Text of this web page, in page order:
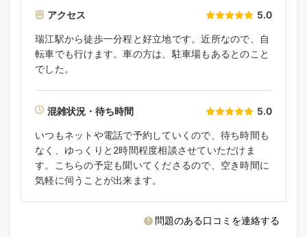
アクセス 5.0
瑞江駅から徒歩一分程と好立地です。近所なので、自
転車でも行けます。車の方は、駐車場もあるとのこと
でした。
混雑状況・待ち時間 5.0
いつもネットや電話で予約していくので、待ち時間も
なく、ゆっくりと2時間程度相談させていただけま
す。こちらの予定も聞いてくださるので、空き時間に
気軽に伺うことが出来ます。
問題のある口コミを連絡する